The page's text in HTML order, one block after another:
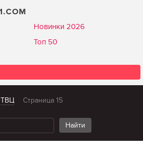
Новинки 2026
Топ 50
ТВЦ Страница 15